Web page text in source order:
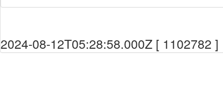
2024-08-12T05:28:58.000Z [ 1102782 ]